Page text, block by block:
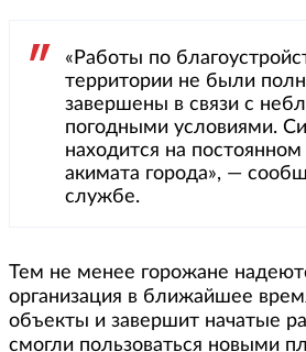
«Работы по
территории не были
завершены в связи с
погодными условиями.
находится на
акимата города», —
службе.
Тем не менее горожане
организация в ближайшее
объекты и завершит начатые
смогли пользоваться новыми